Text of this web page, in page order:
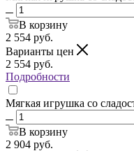
В корзину
2 554 руб.
Варианты цен
2 554 руб.
Подробности
Мягкая игрушка со
В корзину
2 904 руб.